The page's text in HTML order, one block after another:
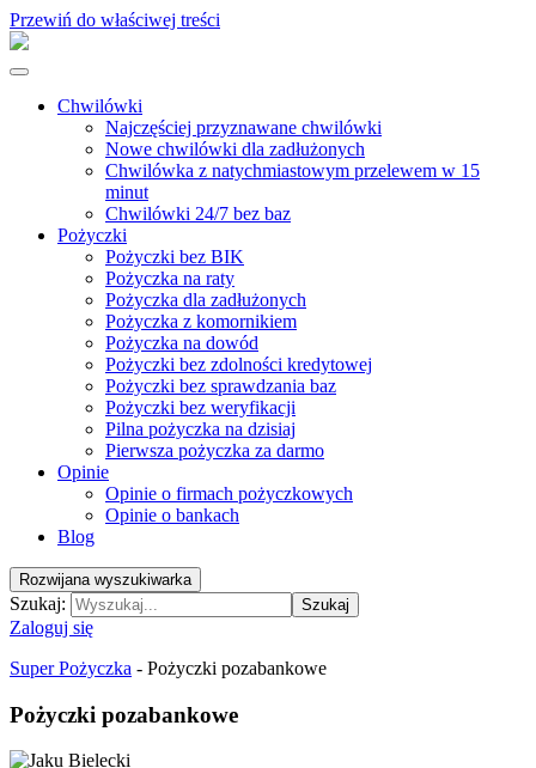
Przewiń do właściwej treści
Chwilówki
Najczęściej przyznawane chwilówki
Nowe chwilówki dla zadłużonych
Chwilówka z natychmiastowym przelewem w 15
minut
Chwilówki 24/7 bez baz
Pożyczki
Pożyczki bez BIK
Pożyczka na raty
Pożyczka dla zadłużonych
Pożyczka z komornikiem
Pożyczka na dowód
Pożyczki bez zdolności kredytowej
Pożyczki bez sprawdzania baz
Pożyczki bez weryfikacji
Pilna pożyczka na dzisiaj
Pierwsza pożyczka za darmo
Opinie
Opinie o firmach pożyczkowych
Opinie o bankach
Blog
Rozwijana wyszukiwarka
Szukaj: Szukaj
Zaloguj się
Super Pożyczka - Pożyczki pozabankowe
Pożyczki pozabankowe